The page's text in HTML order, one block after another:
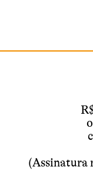
(Assinatura